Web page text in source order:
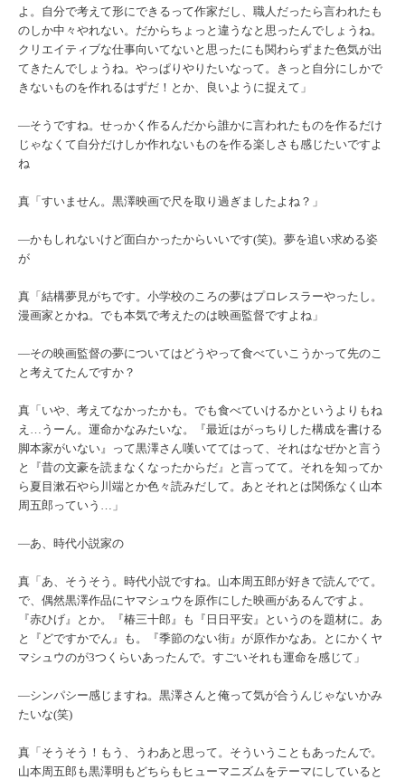
よ。自分で考えて形にできるって作家だし、職人だったら言われたも
のしか中々やれない。だからちょっと違うなと思ったんでしょうね。
クリエイティブな仕事向いてないと思ったにも関わらずまた色気が出
てきたんでしょうね。やっぱりやりたいなって。きっと自分にしかで
きないものを作れるはずだ！とか、良いように捉えて」
―そうですね。せっかく作るんだから誰かに言われたものを作るだけ
じゃなくて自分だけしか作れないものを作る楽しさも感じたいですよ
ね
真「すいません。黒澤映画で尺を取り過ぎましたよね？」
―かもしれないけど面白かったからいいです(笑)。夢を追い求める姿
が
真「結構夢見がちです。小学校のころの夢はプロレスラーやったし。
漫画家とかね。でも本気で考えたのは映画監督ですよね」
―その映画監督の夢についてはどうやって食べていこうかって先のこ
と考えてたんですか？
真「いや、考えてなかったかも。でも食べていけるかというよりもね
え…うーん。運命かなみたいな。『最近はがっちりした構成を書ける
脚本家がいない』って黒澤さん嘆いててはって、それはなぜかと言う
と『昔の文豪を読まなくなったからだ』と言ってて。それを知ってか
ら夏目漱石やら川端とか色々読みだして。あとそれとは関係なく山本
周五郎っていう…」
―あ、時代小説家の
真「あ、そうそう。時代小説ですね。山本周五郎が好きで読んでて。
で、偶然黒澤作品にヤマシュウを原作にした映画があるんですよ。
『赤ひげ』とか。『椿三十郎』も『日日平安』というのを題材に。あ
と『どですかでん』も。『季節のない街』が原作かなあ。とにかくヤ
マシュウのが3つくらいあったんで。すごいそれも運命を感じて」
―シンパシー感じますね。黒澤さんと俺って気が合うんじゃないかみ
たいな(笑)
真「そうそう！もう、うわあと思って。そういうこともあったんで。
山本周五郎も黒澤明もどちらもヒューマニズムをテーマにしていると